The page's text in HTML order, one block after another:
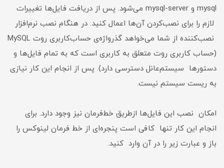
mysql و mysql-server می‌شود. پس از دریافت فایل‌ها تغییرات
لازم را برای نصب‌کردن آن‌ها اعمال کنید. در هنگام نصب نرم‌افزار
نصب‌‌کننده از شما می‌خواهد گذرواژه‌ی حساب‌کاربری روت MySQL
(حساب کاربری روت متعلق به کاربری است که به تمام فایل‌ها و
دستورها سیستم‌عانل دسترسی دارد). پس از انجام این کار نیازی
به ریست سیستم نیست.
امکان نصب این فایل‌ها ازطریق خط‌فرمان نیز وجود دارد. برای
انجام این کار تنها کافی است پنجره‌ای از خط فرمان لینوکس را
باز و عبارت زیر را در آن وارد کنید.